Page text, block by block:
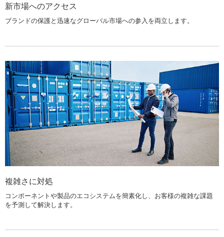
新市場へのアクセス
ブランドの保護と迅速なグローバル市場への参入を両立します。
複雑さに対処
コンポーネントや製品のエコシステムを簡素化し、お客様の複雑な課題
を予測して解決します。